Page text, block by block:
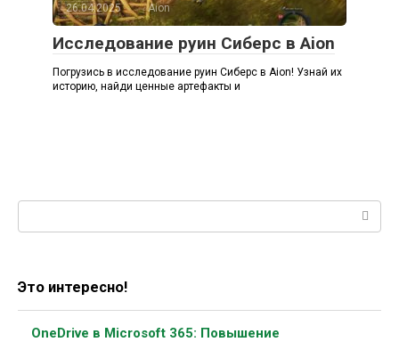
26.04.2025 Aion
Исследование руин Сиберс в Aion
Погрузись в исследование руин Сиберс в Aion! Узнай их
историю, найди ценные артефакты и
Это интересно!
OneDrive в Microsoft 365: Повышение